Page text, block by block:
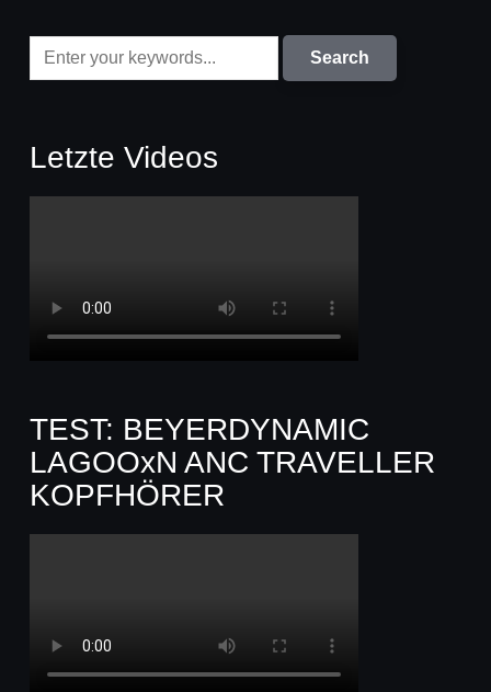
Letzte Videos
TEST: BEYERDYNAMIC
LAGOOxN ANC TRAVELLER
KOPFHÖRER